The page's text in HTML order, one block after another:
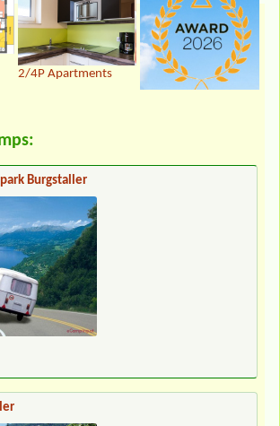
2/4P Apartments
Burgstaller